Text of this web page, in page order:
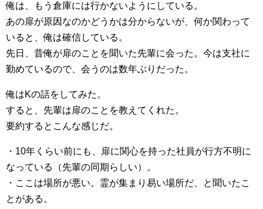
俺は、もう倉庫には行かないようにしている。
あの扉が原因なのかどうかは分からないが、何か関わって
いると、俺は確信している。
先日、昔俺が扉のことを聞いた先輩に会った。今は支社に
勤めているので、会うのは数年ぶりだった。
俺はKの話をしてみた。
すると、先輩は扉のことを教えてくれた。
要約するとこんな感じだ。
・10年くらい前にも、扉に関心を持った社員が行方不明に
なっている（先輩の同期らしい）。
・ここは場所が悪い。霊が集まり易い場所だ、と聞いたこ
とがある。